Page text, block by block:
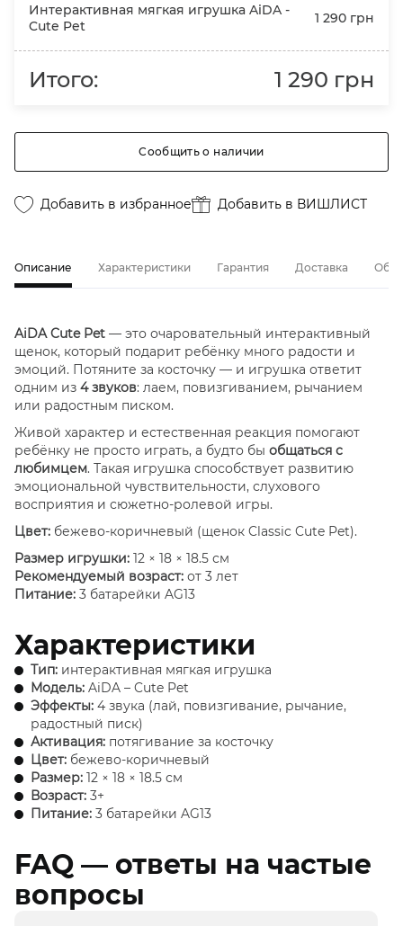
Интерактивная мягкая игрушка AiDA -
Cute Pet
1 290 грн
Итого: 1 290 грн
Сообщить о наличии
Добавить в избранное Добавить в ВИШЛИСТ
Описание Характеристики Гарантия Доставка
AiDA Cute Pet — это очаровательный интерактивный
щенок, который подарит ребёнку много радости и
эмоций. Потяните за косточку — и игрушка ответит
одним из 4 звуков: лаем, повизгиванием, рычанием
или радостным писком.
Живой характер и естественная реакция помогают
ребёнку не просто играть, а будто бы общаться с
любимцем. Такая игрушка способствует развитию
эмоциональной чувствительности, слухового
восприятия и сюжетно-ролевой игры.
Цвет: бежево-коричневый (щенок Classic Cute Pet).
Размер игрушки: 12 × 18 × 18.5 см
Рекомендуемый возраст: от 3 лет
Питание: 3 батарейки AG13
Характеристики
Тип: интерактивная мягкая игрушка
Модель: AiDA – Cute Pet
Эффекты: 4 звука (лай, повизгивание, рычание,
радостный писк)
Активация: потягивание за косточку
Цвет: бежево-коричневый
Размер: 12 × 18 × 18.5 см
Возраст: 3+
Питание: 3 батарейки AG13
FAQ — ответы на частые
вопросы